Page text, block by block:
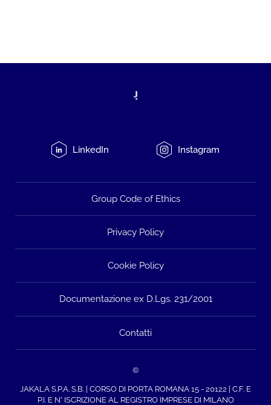
LinkedIn Instagram
Group Code of Ethics
Privacy Policy
Cookie Policy
Documentazione ex D.Lgs. 231/2001
Contatti
©
JAKALA S.P.A. S.B. | CORSO DI PORTA ROMANA 15 - 20122 | C.F. E
P.I. E N° ISCRIZIONE AL REGISTRO IMPRESE DI MILANO